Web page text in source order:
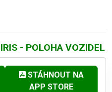
- POLOHA VOZIDEL
STÁHNOUT NA
APP STORE